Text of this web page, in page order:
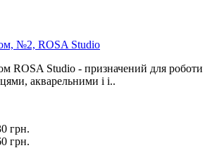
№2, ROSA Studio
ROSA Studio - призначений для роботи
акварельними і і..
грн.
грн.